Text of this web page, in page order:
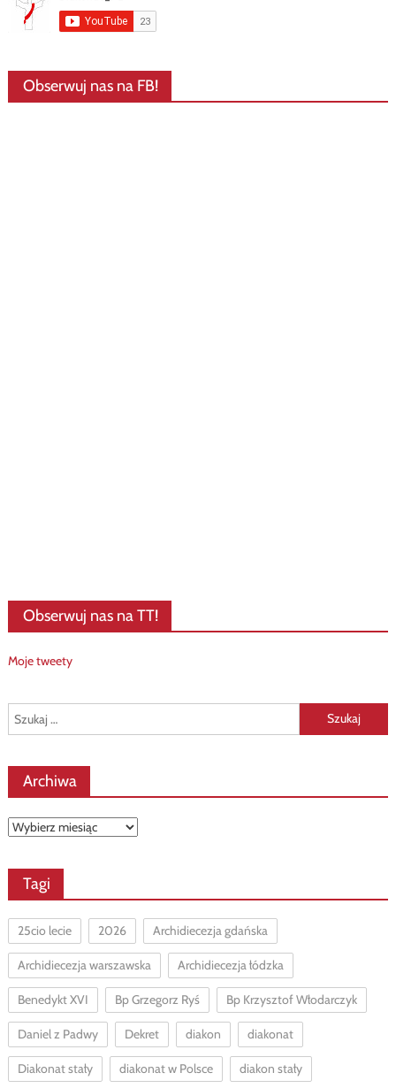
Obserwuj nas na FB!
Obserwuj nas na TT!
Moje tweety
Szukaj:
Archiwa
Archiwa
Tagi
25cio lecie 2026 Archidiecezja gdańska
Archidiecezja warszawska Archidiecezja łódzka
Benedykt XVI Bp Grzegorz Ryś Bp Krzysztof Włodarczyk
Daniel z Padwy Dekret diakon diakonat
Diakonat stały diakonat w Polsce diakon stały